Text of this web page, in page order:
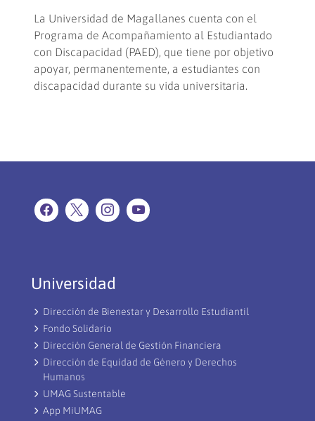
La Universidad de Magallanes cuenta con el
Programa de Acompañamiento al Estudiantado
con Discapacidad (PAED), que tiene por objetivo
apoyar, permanentemente, a estudiantes con
discapacidad durante su vida universitaria.
Universidad
Dirección de Bienestar y Desarrollo Estudiantil
Fondo Solidario
Dirección General de Gestión Financiera
Dirección de Equidad de Género y Derechos
Humanos
UMAG Sustentable
App MiUMAG